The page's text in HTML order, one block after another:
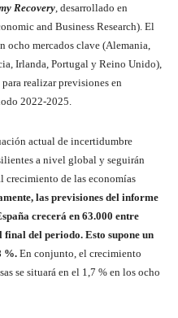
Recovery , desarrollado en
and Business Research). El
ocho mercados clave (Alemania,
Irlanda, Portugal y Reino Unido),
realizar previsiones en
2022-2025.
actual de incertidumbre
a nivel global y seguirán
de las economías
las previsiones del informe
crecerá en 63.000 entre
final del periodo. Esto supone un
%. En conjunto, el crecimiento
se situará en el 1,7 % en los ocho